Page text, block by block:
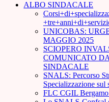
ALBO SINDACALE
UNICOBAS:
MAGGIO 2025
SCIOPERO
COMUNICATO
SINDACALE
SNALS: Percorso
Specializzazione sul
FLC CGIL